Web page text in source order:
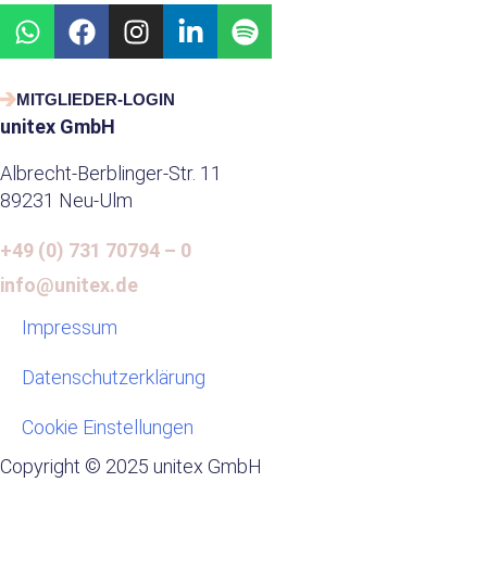
W
h
t
s
p
p
F
a
e
b
o
k
I
n
t
r
i
i
i
S
p
MITGLIEDER-LOGIN
unitex GmbH
Albrecht-Berblinger-Str. 11
89231 Neu-Ulm
+49 (0) 731 70794 – 0
info@unitex.de
Impressum
Datenschutzerklärung
Cookie Einstellungen
Copyright © 2025 unitex GmbH